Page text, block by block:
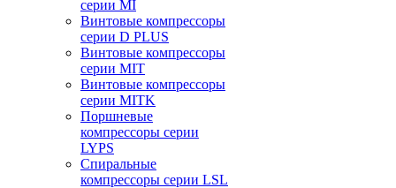
серии MI
Винтовые компрессоры
серии D PLUS
Винтовые компрессоры
серии MIT
Винтовые компрессоры
серии MITK
Поршневые
компрессоры серии
LYPS
Спиральные
компрессоры серии LSL